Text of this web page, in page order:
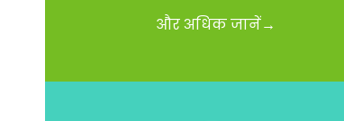
और अधिक जानें→